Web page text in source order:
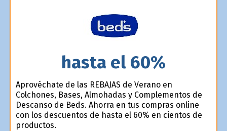
hasta el 60%
Aprovéchate de las REBAJAS de Verano en
Colchones, Bases, Almohadas y Complementos de
Descanso de Beds. Ahorra en tus compras online
con los descuentos de hasta el 60% en cientos de
productos.